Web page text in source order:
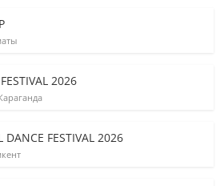
2026
FESTIVAL 2026